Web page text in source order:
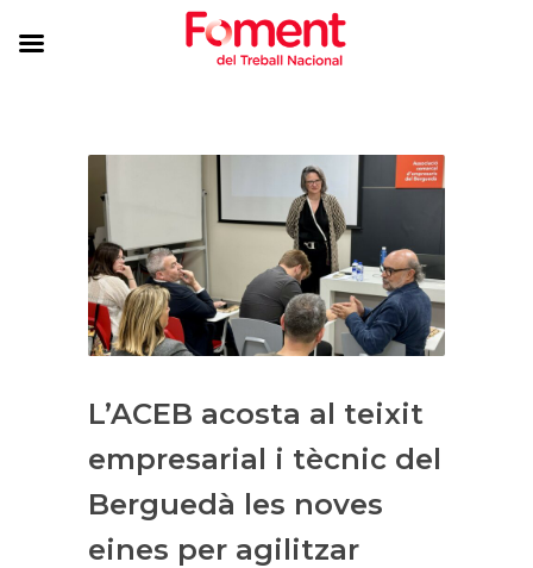
L’ACEB acosta al teixit
empresarial i tècnic del
Berguedà les noves
eines per agilitzar